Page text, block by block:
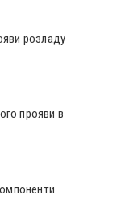
розладу
прояви в